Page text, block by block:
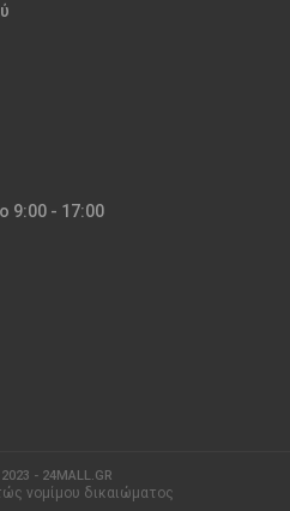
9:00 - 17:00
- 24MALL.GR
νομίμου δικαιώματος